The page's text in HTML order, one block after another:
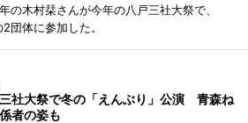
の木村栞さんが今年の八戸三社大祭で、
団体に参加した。
社大祭で冬の「えんぶり」公演 青森ね
者の姿も